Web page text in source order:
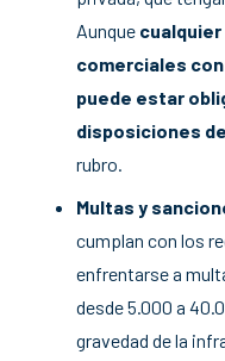
Aunque
comerciales
puede estar
disposiciones
rubro.
Multas y
cumplan con los
enfrentarse a
desde 5.000 a
gravedad de la